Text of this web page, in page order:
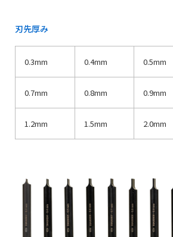
刃先厚み
0.3mm 0.4mm 0.5mm
0.7mm 0.8mm 0.9mm
1.2mm 1.5mm 2.0mm